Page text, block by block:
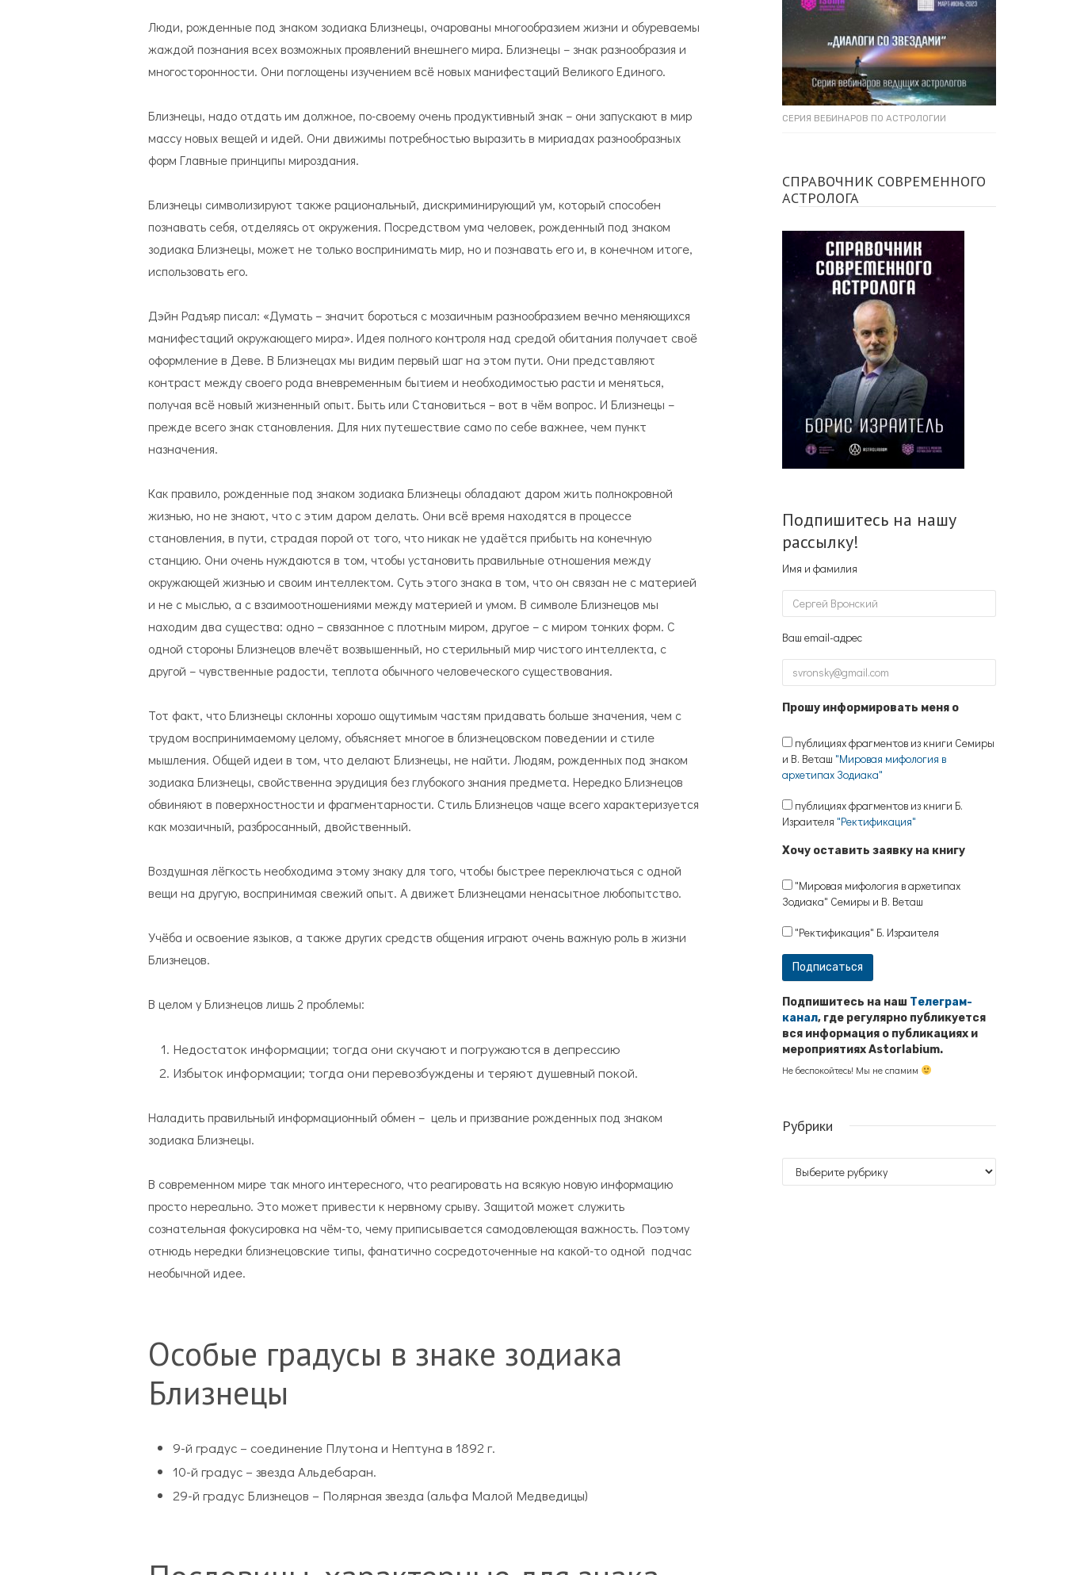
Люди, рожденные под знаком зодиака Близнецы, очарованы многообразием жизни и обуреваемы
жаждой познания всех возможных проявлений внешнего мира. Близнецы – знак разнообразия и
многосторонности. Они поглощены изучением всё новых манифестаций Великого Единого.
Близнецы, надо отдать им должное, по-своему очень продуктивный знак – они запускают в мир
массу новых вещей и идей. Они движимы потребностью выразить в мириадах разнообразных
форм Главные принципы мироздания.
Близнецы символизируют также рациональный, дискриминирующий ум, который способен
познавать себя, отделяясь от окружения. Посредством ума человек, рожденный под знаком
зодиака Близнецы, может не только воспринимать мир, но и познавать его и, в конечном итоге,
использовать его.
Дэйн Радъяр писал: «Думать – значит бороться с мозаичным разнообразием вечно меняющихся
манифестаций окружающего мира». Идея полного контроля над средой обитания получает своё
оформление в Деве. В Близнецах мы видим первый шаг на этом пути. Они представляют
контраст между своего рода вневременным бытием и необходимостью расти и меняться,
получая всё новый жизненный опыт. Быть или Становиться – вот в чём вопрос. И Близнецы –
прежде всего знак становления. Для них путешествие само по себе важнее, чем пункт
назначения.
Как правило, рожденные под знаком зодиака Близнецы обладают даром жить полнокровной
жизнью, но не знают, что с этим даром делать. Они всё время находятся в процессе
становления, в пути, страдая порой от того, что никак не удаётся прибыть на конечную
станцию. Они очень нуждаются в том, чтобы установить правильные отношения между
окружающей жизнью и своим интеллектом. Суть этого знака в том, что он связан не с материей
и не с мыслью, а с взаимоотношениями между материей и умом. В символе Близнецов мы
находим два существа: одно – связанное с плотным миром, другое – с миром тонких форм. С
одной стороны Близнецов влечёт возвышенный, но стерильный мир чистого интеллекта, с
другой – чувственные радости, теплота обычного человеческого существования.
Тот факт, что Близнецы склонны хорошо ощутимым частям придавать больше значения, чем с
трудом воспринимаемому целому, объясняет многое в близнецовском поведении и стиле
мышления. Общей идеи в том, что делают Близнецы, не найти. Людям, рожденных под знаком
зодиака Близнецы, свойственна эрудиция без глубокого знания предмета. Нередко Близнецов
обвиняют в поверхностности и фрагментарности. Стиль Близнецов чаще всего характеризуется
как мозаичный, разбросанный, двойственный.
Воздушная лёгкость необходима этому знаку для того, чтобы быстрее переключаться с одной
вещи на другую, воспринимая свежий опыт. А движет Близнецами ненасытное любопытство.
Учёба и освоение языков, а также других средств общения играют очень важную роль в жизни
Близнецов.
В целом у Близнецов лишь 2 проблемы:
Недостаток информации; тогда они скучают и погружаются в депрессию
Избыток информации; тогда они перевозбуждены и теряют душевный покой.
Наладить правильный информационный обмен – цель и призвание рожденных под знаком
зодиака Близнецы.
В современном мире так много интересного, что реагировать на всякую новую информацию
просто нереально. Это может привести к нервному срыву. Защитой может служить
сознательная фокусировка на чём-то, чему приписывается самодовлеющая важность. Поэтому
отнюдь нередки близнецовские типы, фанатично сосредоточенные на какой-то одной подчас
необычной идее.
Особые градусы в знаке зодиака
Близнецы
9-й градус – соединение Плутона и Нептуна в 1892 г.
10-й градус – звезда Альдебаран.
29-й градус Близнецов – Полярная звезда (альфа Малой Медведицы)
СЕРИЯ ВЕБИНАРОВ ПО АСТРОЛОГИИ
СПРАВОЧНИК СОВРЕМЕННОГО
АСТРОЛОГА
Подпишитесь на нашу
рассылку!
Имя и фамилия
Ваш email-адрес
Прошу информировать меня о
публициях фрагментов из книги Семиры
и В. Веташ "Мировая мифология в
архетипах Зодиака"
публициях фрагментов из книги Б.
Израителя "Ректификация"
Хочу оставить заявку на книгу
"Мировая мифология в архетипах
Зодиака" Семиры и В. Веташ
"Ректификация" Б. Израителя
Подпишитесь на наш Телеграм-
канал, где регулярно публикуется
вся информация о публикациях и
мероприятиях Astorlabium.
Не беспокойтесь! Мы не спамим
Рубрики
Рубрики